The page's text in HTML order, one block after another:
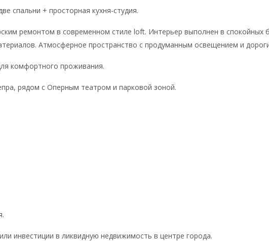
спальни + просторная кухня-студия.
ремонтом в современном стиле loft. Интерьер выполнен в спокойных
Атмосферное пространство с продуманным освещением и
комфортного проживания.
рядом с Оперным театром и парковой зоной.
инвестиции в ликвидную недвижимость в центре города.